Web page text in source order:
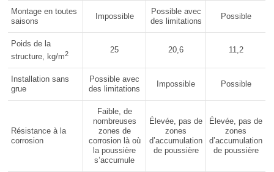
Montage en toutes
saisons
Impossible
Possible avec
des limitations
Possible
Poids de la
structure, kg/m2 25 20,6 11,2
Installation sans
grue
Possible avec
des limitations
Impossible Possible
Résistance à la
corrosion
Faible, de
nombreuses
zones de
corrosion là où
la poussière
s’accumule
Élevée, pas de
zones
d’accumulation
de poussière
Élevée, pas de
zones
d’accumulation
de poussière